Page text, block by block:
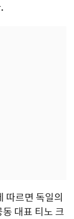
따르면 독일의
대표 티노 크